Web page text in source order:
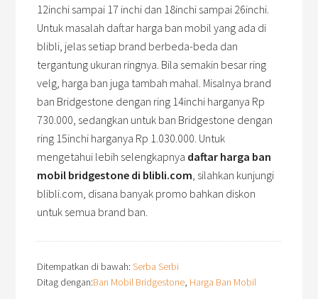
12inchi sampai 17 inchi dan 18inchi sampai 26inchi.
Untuk masalah daftar harga ban mobil yang ada di
blibli, jelas setiap brand berbeda-beda dan
tergantung ukuran ringnya. Bila semakin besar ring
velg, harga ban juga tambah mahal. Misalnya brand
ban Bridgestone dengan ring 14inchi harganya Rp
730.000, sedangkan untuk ban Bridgestone dengan
ring 15inchi harganya Rp 1.030.000. Untuk
mengetahui lebih selengkapnya daftar harga ban
mobil bridgestone di blibli.com, silahkan kunjungi
blibli.com, disana banyak promo bahkan diskon
untuk semua brand ban.
Ditempatkan di bawah:Serba Serbi
Ditag dengan:Ban Mobil Bridgestone, Harga Ban Mobil